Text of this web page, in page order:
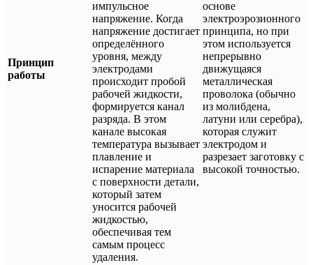
Принцип
работы
импульсное
напряжение. Когда
напряжение достигает
определённого
уровня, между
электродами
происходит пробой
рабочей жидкости,
формируется канал
разряда. В этом
канале высокая
температура вызывает
плавление и
испарение материала
с поверхности детали,
который затем
уносится рабочей
жидкостью,
обеспечивая тем
самым процесс
удаления.
основе
электроэрозионного
принципа, но при
этом используется
непрерывно
движущаяся
металлическая
проволока (обычно
из молибдена,
латуни или серебра),
которая служит
электродом и
разрезает заготовку с
высокой точностью.